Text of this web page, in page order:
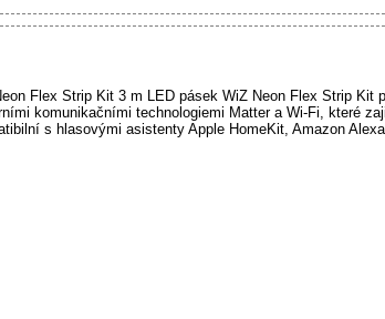
Flex Strip Kit 3 m LED pásek WiZ Neon Flex Strip
komunikačními technologiemi Matter a Wi-Fi, které
s hlasovými asistenty Apple HomeKit, Amazon Alexa